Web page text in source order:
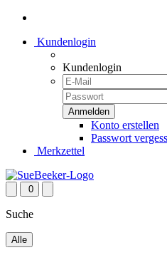
Kundenlogin
Kundenlogin
Konto erstellen
Passwort
Merkzettel
0
Suche
Alle